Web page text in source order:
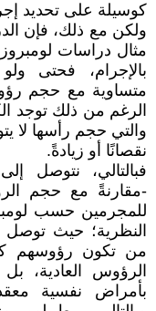
كوسيلة على تحديد
ولكن مع ذلك، فإن
مثال دراسات
بالإجرام، فحتى
متساوية مع حجم
الرغم من ذلك توجد
والتي حجم رأسها لا
نقصانًا أو زيادةً.
فبالتالي، نتوصل
-مقارنةً مع حجم
للمجرمين حسب
النظرية؛ حيث
من تكون رؤوسهم
الرؤوس العادية،
بأمراض نفسية